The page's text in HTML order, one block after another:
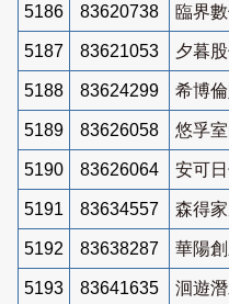
5186 83620738 臨界
5187 83621053 夕暮
5188 83624299 希博
5189 83626058 悠孚
5190 83626064 安可
5191 83634557 森得
5192 83638287 華陽
5193 83641635 洄遊